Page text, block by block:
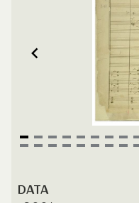
1
of
DATA